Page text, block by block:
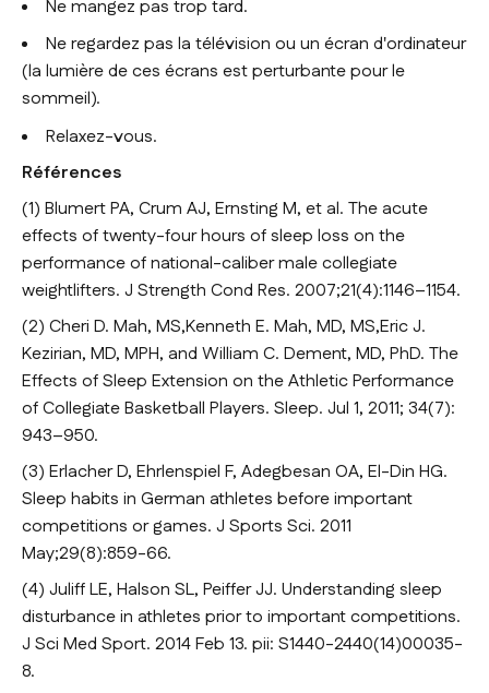
Ne mangez pas trop tard.
Ne regardez pas la télévision ou un écran d'ordinateur
(la lumière de ces écrans est perturbante pour le
sommeil).
Relaxez-vous.
Références
(1) Blumert PA, Crum AJ, Ernsting M, et al. The acute
effects of twenty-four hours of sleep loss on the
performance of national-caliber male collegiate
weightlifters. J Strength Cond Res. 2007;21(4):1146–1154.
(2) Cheri D. Mah, MS,Kenneth E. Mah, MD, MS,Eric J.
Kezirian, MD, MPH, and William C. Dement, MD, PhD. The
Effects of Sleep Extension on the Athletic Performance
of Collegiate Basketball Players. Sleep. Jul 1, 2011; 34(7):
943–950.
(3) Erlacher D, Ehrlenspiel F, Adegbesan OA, El-Din HG.
Sleep habits in German athletes before important
competitions or games. J Sports Sci. 2011
May;29(8):859-66.
(4) Juliff LE, Halson SL, Peiffer JJ. Understanding sleep
disturbance in athletes prior to important competitions.
J Sci Med Sport. 2014 Feb 13. pii: S1440-2440(14)00035-
8.